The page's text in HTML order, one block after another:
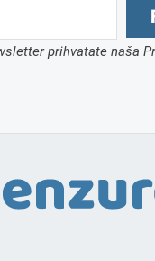
prihvatate naša